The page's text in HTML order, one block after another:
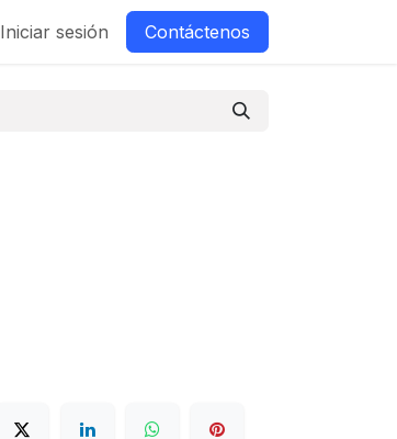
Iniciar sesión Contáctenos